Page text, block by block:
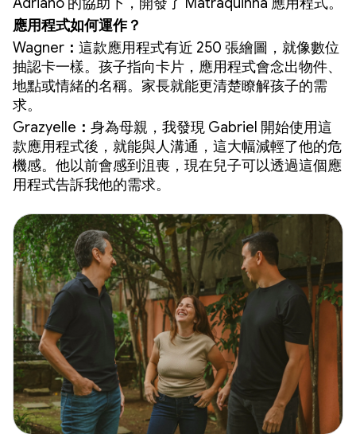
應用程式如何運作？
Wagner ： 這款應用程式有近 250 張繪圖，就像數位
抽認卡一樣。孩子指向卡片，應用程式會念出物件、
地點或情緒的名稱。家長就能更清楚瞭解孩子的需
求。
Grazyelle ： 身為母親，我發現 Gabriel 開始使用這
款應用程式後，就能與人溝通，這大幅減輕了他的危
機感。他以前會感到沮喪，現在兒子可以透過這個應
用程式告訴我他的需求。